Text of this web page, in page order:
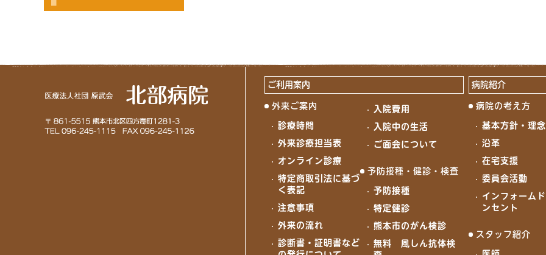
ご利用案内
外来ご案内
診療時間
外来診療担当表
オンライン診療
特定商取引法に基づ
く表記
注意事項
外来の流れ
診断書・証明書など
入院費用
入院中の生活
ご面会について
予防接種・健診・検査
予防接種
特定健診
熊本市のがん検診
無料 風しん抗体検
病院紹介
病院の考え方
基本方針・理念
沿革
在宅支援
委員会活動
インフォーム
ンセント
スタッフ紹介